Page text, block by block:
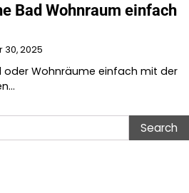
Bad Wohnraum einfach
2025
oder Wohnräume einfach mit der